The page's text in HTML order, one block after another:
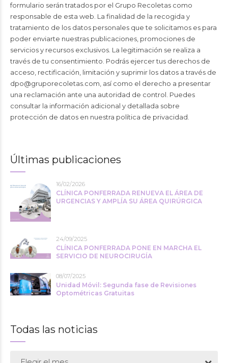
formulario serán tratados por el Grupo Recoletas como
responsable de esta web. La finalidad de la recogida y
tratamiento de los datos personales que te solicitamos es para
poder enviarte nuestras publicaciones, promociones de
servicios y recursos exclusivos. La legitimación se realiza a
través de tu consentimiento. Podrás ejercer tus derechos de
acceso, rectificación, limitación y suprimir los datos a través de
dpo@gruporecoletas.com , así como el derecho a presentar
una reclamación ante una autoridad de control. Puedes
consultar la información adicional y detallada sobre
protección de datos en nuestra política de privacidad
Últimas publicaciones
16/02/2026
CLÍNICA PONFERRADA RENUEVA EL ÁREA DE
URGENCIAS Y AMPLÍA SU ÁREA QUIRÚRGICA
24/09/2025
CLÍNICA PONFERRADA PONE EN MARCHA EL
SERVICIO DE NEUROCIRUGÍA
08/07/2025
Unidad Móvil: Segunda fase de Revisiones
Optométricas Gratuitas
Todas las noticias